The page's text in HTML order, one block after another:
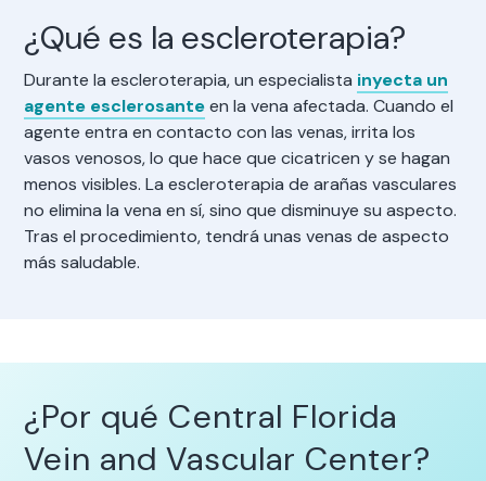
¿Qué es la escleroterapia?
Durante la escleroterapia, un especialista inyecta un
agente esclerosanteen la vena afectada. Cuando el
agente entra en contacto con las venas, irrita los
vasos venosos, lo que hace que cicatricen y se hagan
menos visibles. La escleroterapia de arañas vasculares
no elimina la vena en sí, sino que disminuye su aspecto.
Tras el procedimiento, tendrá unas venas de aspecto
más saludable.
¿Por qué Central Florida
Vein and Vascular Center?